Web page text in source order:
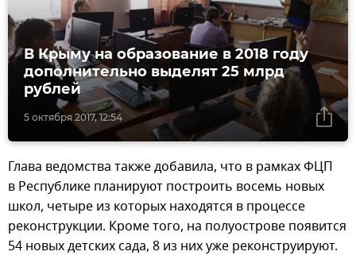
5 октября 2017, 12:54
В Крыму на образование в 2018 году
дополнительно выделят 25 млрд
рублей
Глава ведомства также добавила, что в рамках ФЦП
в Республике планируют построить восемь новых
школ, четыре из которых находятся в процессе
реконструкции. Кроме того, на полуострове появится
54 новых детских сада, 8 из них уже реконструируют.